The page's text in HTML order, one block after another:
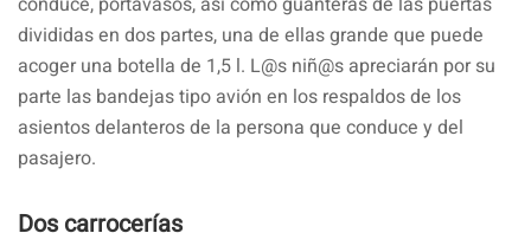
divididas en dos partes, una de ellas grande que puede
acoger una botella de 1,5 l. L@s niñ@s apreciarán por su
parte las bandejas tipo avión en los respaldos de los
asientos delanteros de la persona que conduce y del
pasajero.
Dos carrocerías